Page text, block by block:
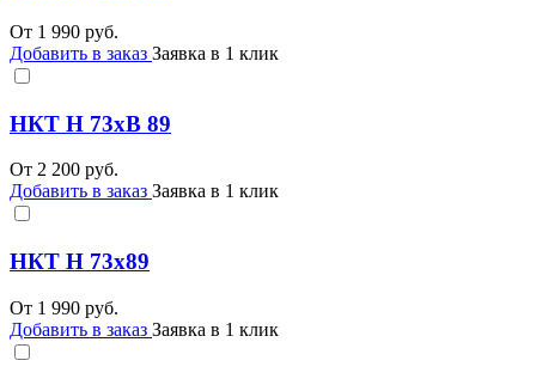
От 1 990 руб.
Добавить в заказ Заявка в 1 клик
НКТ Н 73хВ 89
От 2 200 руб.
Добавить в заказ Заявка в 1 клик
НКТ Н 73х89
От 1 990 руб.
Добавить в заказ Заявка в 1 клик